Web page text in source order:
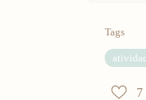
Tags
7